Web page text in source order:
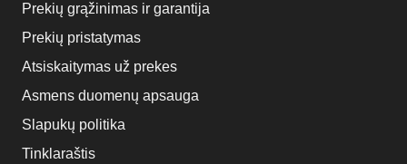
Prekių grąžinimas ir garantija
Prekių pristatymas
Atsiskaitymas už prekes
Asmens duomenų apsauga
Slapukų politika
Tinklaraštis